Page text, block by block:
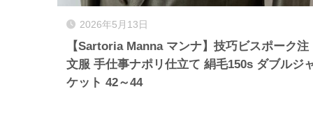
2026年5月13日
【Sartoria Manna マンナ】技巧ビスポーク注
文服 手仕事ナポリ仕立て 絹毛150s ダブルジ
ケット 42～44